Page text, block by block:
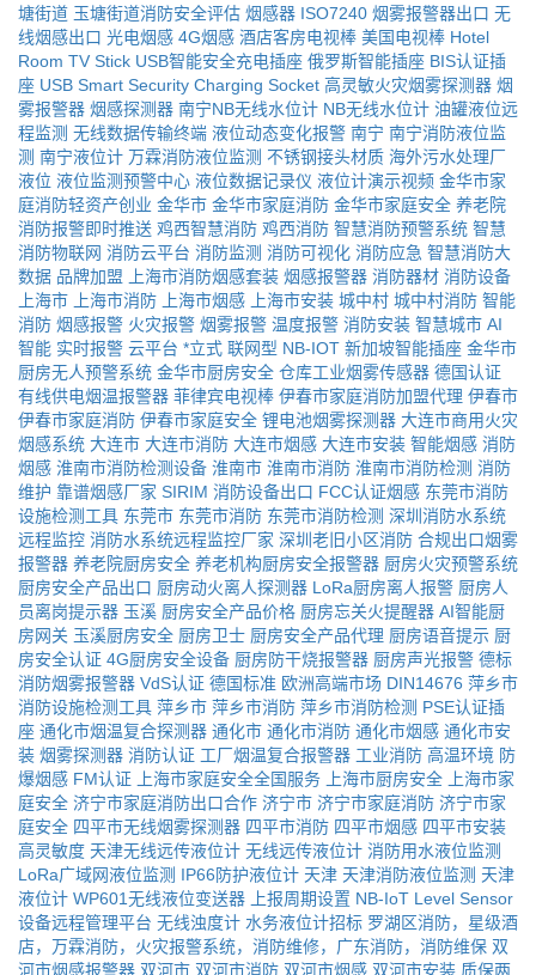
塘街道 玉塘街道消防安全评估 烟感器 ISO7240 烟雾报警器出口 无
线烟感出口 光电烟感 4G烟感 酒店客房电视棒 美国电视棒 Hotel
Room TV Stick USB智能安全充电插座 俄罗斯智能插座 BIS认证插
座 USB Smart Security Charging Socket 高灵敏火灾烟雾探测器 烟
雾报警器 烟感探测器 南宁NB无线水位计 NB无线水位计 油罐液位远
程监测 无线数据传输终端 液位动态变化报警 南宁 南宁消防液位监
测 南宁液位计 万霖消防液位监测 不锈钢接头材质 海外污水处理厂
液位 液位监测预警中心 液位数据记录仪 液位计演示视频 金华市家
庭消防轻资产创业 金华市 金华市家庭消防 金华市家庭安全 养老院
消防报警即时推送 鸡西智慧消防 鸡西消防 智慧消防预警系统 智慧
消防物联网 消防云平台 消防监测 消防可视化 消防应急 智慧消防大
数据 品牌加盟 上海市消防烟感套装 烟感报警器 消防器材 消防设备
上海市
上海市消防 上海市烟感 上海市安装 城中村 城中村消防 智能
消防 烟感报警 火灾报警 烟雾报警 温度报警 消防安装 智慧城市 AI
智能 实时报警 云平台 *立式 联网型 NB-IOT 新加坡智能插座 金华市
厨房无人预警系统 金华市厨房安全 仓库工业烟雾传感器 德国认证
有线供电烟温报警器 菲律宾电视棒 伊春市家庭消防加盟代理 伊春市
伊春市家庭消防 伊春市家庭安全 锂电池烟雾探测器 大连市商用火灾
烟感系统 大连市 大连市消防 大连市烟感 大连市安装 智能烟感 消防
烟感 淮南市消防检测设备 淮南市 淮南市消防 淮南市消防检测 消防
维护 靠谱烟感厂家 SIRIM 消防设备出口 FCC认证烟感 东莞市消防
设施检测工具 东莞市 东莞市消防 东莞市消防检测 深圳消防水系统
远程监控 消防水系统远程监控厂家 深圳老旧小区消防 合规出口烟雾
报警器 养老院厨房安全 养老机构厨房安全报警器 厨房火灾预警系统
厨房安全产品出口 厨房动火离人探测器 LoRa厨房离人报警 厨房人
员离岗提示器 玉溪 厨房安全产品价格 厨房忘关火提醒器 AI智能厨
房网关 玉溪厨房安全 厨房卫士 厨房安全产品代理 厨房语音提示 厨
房安全认证 4G厨房安全设备 厨房防干烧报警器 厨房声光报警 德标
消防烟雾报警器 VdS认证 德国标准 欧洲高端市场 DIN14676 萍乡市
消防设施检测工具 萍乡市 萍乡市消防 萍乡市消防检测 PSE认证插
座 通化市烟温复合探测器 通化市 通化市消防 通化市烟感 通化市安
装 烟雾探测器 消防认证 工厂烟温复合报警器 工业消防 高温环境 防
爆烟感 FM认证 上海市家庭安全全国服务 上海市厨房安全
上海市家
庭安全 济宁市家庭消防出口合作 济宁市 济宁市家庭消防 济宁市家
庭安全 四平市无线烟雾探测器 四平市消防 四平市烟感 四平市安装
高灵敏度 天津无线远传液位计 无线远传液位计 消防用水液位监测
LoRa广域网液位监测 IP66防护液位计 天津 天津消防液位监测 天津
液位计 WP601无线液位变送器 上报周期设置 NB-IoT Level Sensor
设备远程管理平台 无线浊度计 水务液位计招标 罗湖区消防，星级酒
店，万霖消防，火灾报警系统，消防维修，广东消防，消防维保 双
河市烟感报警器 双河市 双河市消防 双河市烟感 双河市安装 质保两